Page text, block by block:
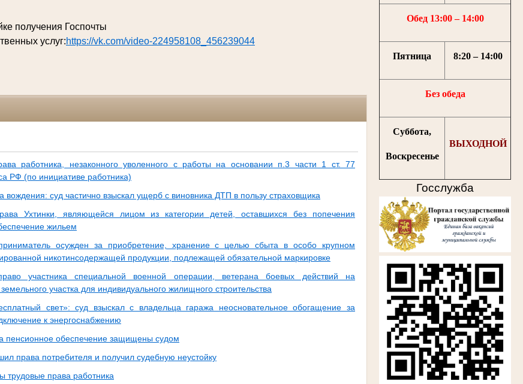
Обед 13:00 – 14:00
Пятница 8:20 – 14:00
Без обеда
Суббота,
Воскресенье
ВЫХОДНОЙ
Госслужба
получения Госпочты
услуг:https://vk.com/video-224958108_456239044
работника, незаконного уволенного с работы на основании п.3 части 1 ст. 77
РФ (по инициативе работника)
вождения: суд частично взыскал ущерб с виновника ДТП в пользу страховщика
Ухтинки, являющейся лицом из категории детей, оставшихся без попечения
жильем
осужден за приобретение, хранение с целью сбыта в особо крупном
никотинсодержащей продукции, подлежащей обязательной маркировке
участника специальной военной операции, ветерана боевых действий на
участка для индивидуального жилищного строительства
свет»: суд взыскал с владельца гаража неосновательное обогащение за
к энергоснабжению
пенсионное обеспечение защищены судом
права потребителя и получил судебную неустойку
права работника